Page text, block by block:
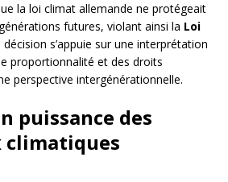
la loi climat allemande ne protégeait
futures, violant ainsi la Loi
décision s’appuie sur une interprétation
proportionnalité et des droits
perspective intergénérationnelle.
puissance des